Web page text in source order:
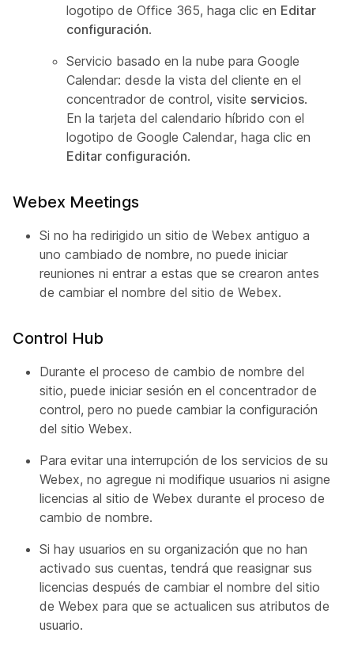
logotipo de Office 365, haga clic en Editar
configuración.
Servicio basado en la nube para Google
Calendar: desde la vista del cliente en el
concentrador de control, visite servicios.
En la tarjeta del calendario híbrido con el
logotipo de Google Calendar, haga clic en
Editar configuración.
Webex Meetings
Si no ha redirigido un sitio de Webex antiguo a
uno cambiado de nombre, no puede iniciar
reuniones ni entrar a estas que se crearon antes
de cambiar el nombre del sitio de Webex.
Control Hub
Durante el proceso de cambio de nombre del
sitio, puede iniciar sesión en el concentrador de
control, pero no puede cambiar la configuración
del sitio Webex.
Para evitar una interrupción de los servicios de su
Webex, no agregue ni modifique usuarios ni asigne
licencias al sitio de Webex durante el proceso de
cambio de nombre.
Si hay usuarios en su organización que no han
activado sus cuentas, tendrá que reasignar sus
licencias después de cambiar el nombre del sitio
de Webex para que se actualicen sus atributos de
usuario.